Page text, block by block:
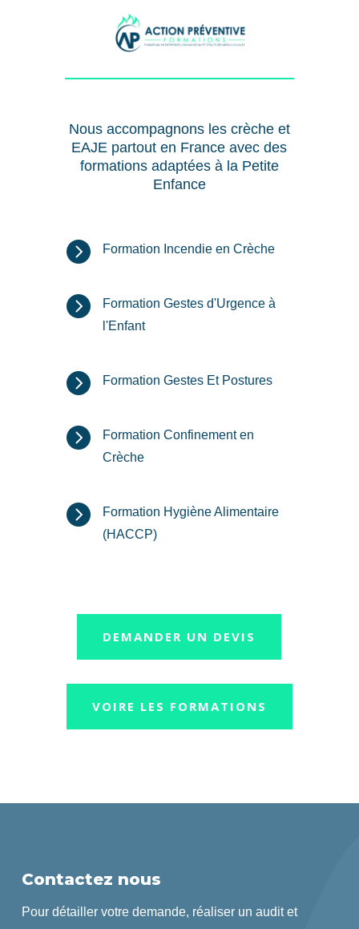
Nous accompagnons les crèche et
EAJE partout en France avec des
formations adaptées à la Petite
Enfance
 Formation Incendie en Crèche

Formation Gestes d'Urgence à
l'Enfant
 Formation Gestes Et Postures

Formation Confinement en
Crèche

Formation Hygiène Alimentaire
(HACCP)
DEMANDER UN DEVIS
VOIRE LES FORMATIONS
Contactez nous
Pour détailler votre demande, réaliser un audit et